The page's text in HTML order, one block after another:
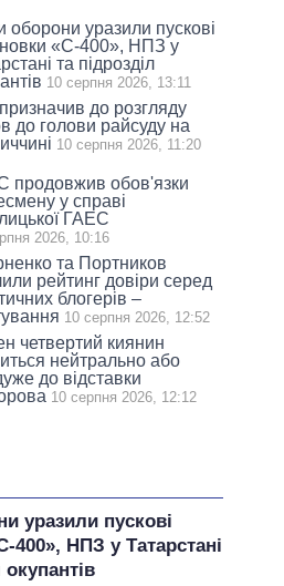
оборони уразили пускові
«С-400», НПЗ у
та підрозділ
10 серпня 2026, 13:11
до розгляду
до голови райсуду на
10 серпня 2026, 11:20
продовжив обов'язки
у справі
ГАЕС
2026, 10:16
та Портников
рейтинг довіри серед
блогерів –
10 серпня 2026, 12:52
четвертий киянин
нейтрально або
до відставки
10 серпня 2026, 12:12
уразили пускові
400», НПЗ у Татарстані
окупантів